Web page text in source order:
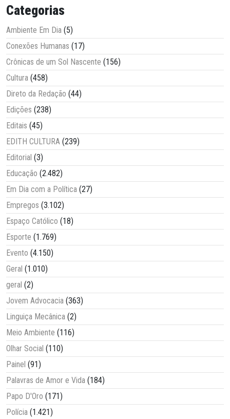
Categorias
Ambiente Em Dia (5)
Conexões Humanas (17)
Crônicas de um Sol Nascente (156)
Cultura (458)
Direto da Redação (44)
Edições (238)
Editais (45)
EDITH CULTURA (239)
Editorial (3)
Educação (2.482)
Em Dia com a Política (27)
Empregos (3.102)
Espaço Católico (18)
Esporte (1.769)
Evento (4.150)
Geral (1.010)
geral (2)
Jovem Advocacia (363)
Linguiça Mecânica (2)
Meio Ambiente (116)
Olhar Social (110)
Painel (91)
Palavras de Amor e Vida (184)
Papo D'Oro (171)
Polícia (1.421)